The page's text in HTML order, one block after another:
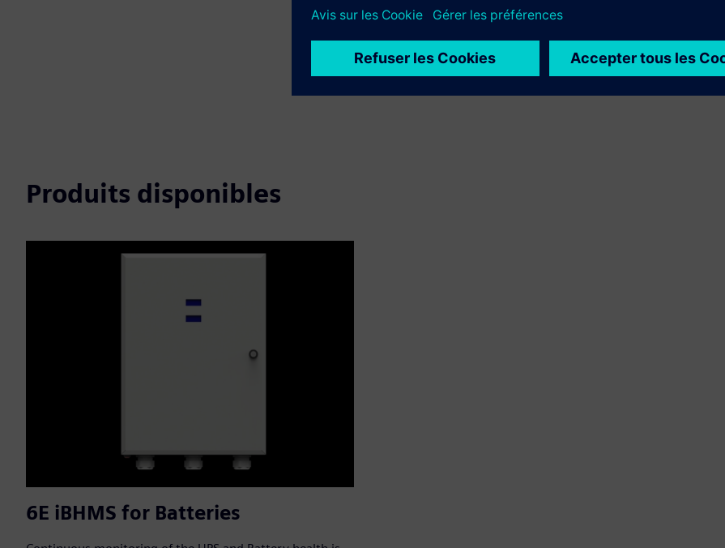
Fournit un service pour un produit/solution Siemens
Xcelerator qui aide le client à le mettre en œuvre,
Produits disponibles
6E iBHMS for Batteries